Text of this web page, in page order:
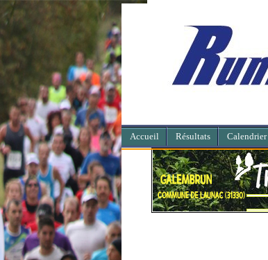
Accueil Résultats Calendrier